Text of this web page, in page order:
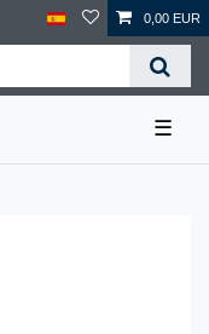
0,00 EUR
☰